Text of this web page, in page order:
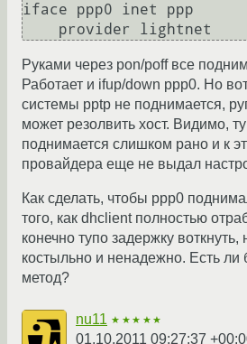
iface ppp0 inet ppp
Руками через pon/poff все
Работает и ifup/down ppp0. Но
системы pptp не поднимается,
может резолвить хост. Видимо,
поднимается слишком рано и к
провайдера еще не выдал
Как сделать, чтобы ppp0
того, как dhclient полностью
конечно тупо задержку воткнуть,
костыльно и ненадежно. Есть
метод?
nu11 ★★★★★
01.10.2011 09:27:37